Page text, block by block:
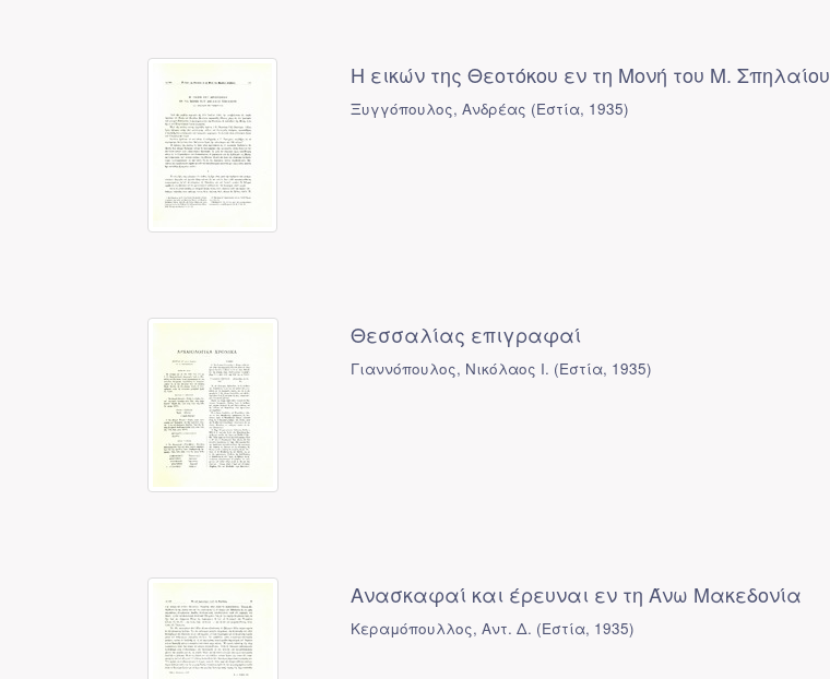
Η εικών της Θεοτόκου εν τη Μονή του Μ. Σπηλαίου
Ξυγγόπουλος, Ανδρέας (Εστία, 1935)
Θεσσαλίας επιγραφαί
Γιαννόπουλος, Νικόλαος Ι. (Εστία, 1935)
Ανασκαφαί και έρευναι εν τη Άνω Μακεδονία
Κεραμόπουλλος, Αντ. Δ. (Εστία, 1935)